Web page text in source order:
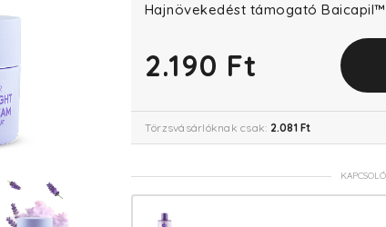
Hajnövekedést támogató
2.190 Ft
Törzsvásárlóknak csak: 2.081 Ft